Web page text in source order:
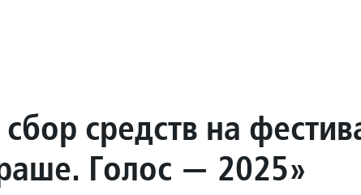
средств на
Голос — 2025»